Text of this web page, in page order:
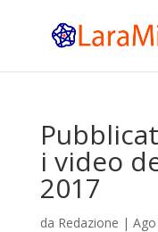
i video
2017
da Redazione |